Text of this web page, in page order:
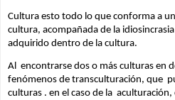
Cultura esto todo lo que conforma a
cultura, acompañada de la
adquirido dentro de la cultura.
Al  encontrarse dos o más culturas en
fenómenos de transculturación, que
culturas . en el caso de la